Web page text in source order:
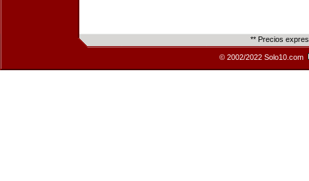
** Precios
© 2002/2022 Solo10.com